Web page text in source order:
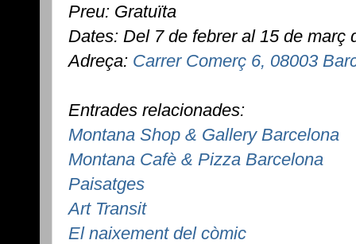
Preu: Gratuïta
Dates: Del 7 de febrer al 15 de març
Adreça: Carrer Comerç 6, 08003
Entrades relacionades:
Montana Shop & Gallery Barcelona
Montana Cafè & Pizza Barcelona
Paisatges
Art Transit
El naixement del còmic